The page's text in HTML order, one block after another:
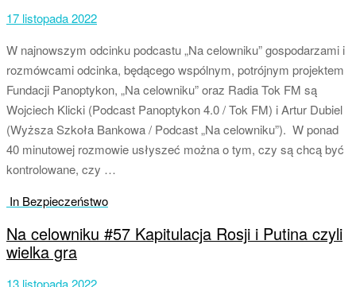
17 listopada 2022
W najnowszym odcinku podcastu „Na celowniku” gospodarzami i
rozmówcami odcinka, będącego wspólnym, potrójnym projektem
Fundacji Panoptykon, „Na celowniku” oraz Radia Tok FM są
Wojciech Klicki (Podcast Panoptykon 4.0 / Tok FM) i Artur Dubiel
(Wyższa Szkoła Bankowa / Podcast „Na celowniku”). W ponad
40 minutowej rozmowie usłyszeć można o tym, czy są chcą być
kontrolowane, czy …
In Bezpieczeństwo
Na celowniku #57 Kapitulacja Rosji i Putina czyli
wielka gra